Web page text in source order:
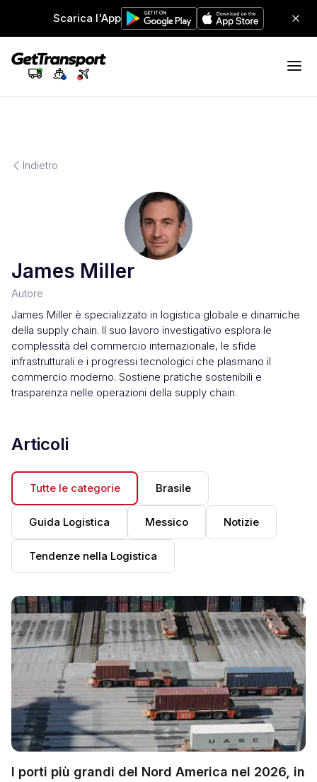
Scarica l'App
Indietro
James Miller
Autore
James Miller è specializzato in logistica globale e dinamiche
della supply chain. Il suo lavoro investigativo esplora le
complessità del commercio internazionale, le sfide
infrastrutturali e i progressi tecnologici che plasmano il
commercio moderno. Sostiene pratiche sostenibili e
trasparenza nelle operazioni della supply chain.
Articoli
Tutte le categorie Brasile
Guida Logistica Messico Notizie
Tendenze nella Logistica
I porti più grandi del Nord America nel 2026, in